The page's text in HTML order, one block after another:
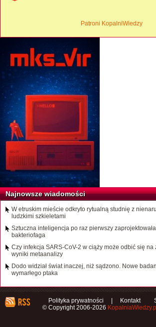
Patroni KopalniWiedzy
Najnowsze wiadomości
W etruskim mieście odkryto rytualną studnię z
ludzkimi szkieletami
Sztuczna inteligencja po raz pierwszy
bakteriofaga
Czy infekcja SARS-CoV-2 w ciąży może odbić się
wyniki metaanalizy
Dodo widział świat inaczej, niż sądzono. Nowe
wymarłego ptaka
Polityka prywatności Kontakt
© Copyright 2006-2026 KopalniaWiedzy.pl